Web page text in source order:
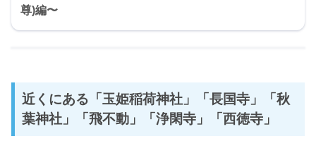
尊)編〜
近くにある「玉姫稲荷神社」「長国寺」「秋
葉神社」「飛不動」「浄閑寺」「西徳寺」